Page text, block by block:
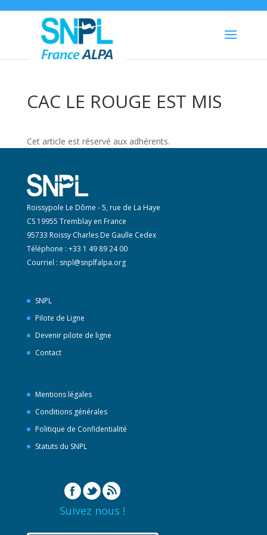
CAC LE ROUGE EST MIS
Cet article est réservé aux adhérents.
Roissypole Le Dôme - 5, rue de La Haye
CS 19955 Tremblay en France
95733 Roissy Charles De Gaulle Cedex
Téléphone : +33 1 49 89 24 00
Courriel : snpl@snplfalpa.org
SNPL
Pilote de Ligne
Devenir pilote de ligne
Contact
Mentions légales
Conditions générales
Politique de Confidentialité
Statuts du SNPL
Suivez nous !